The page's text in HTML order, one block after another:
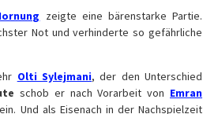
zeigte eine bärenstarke Partie.
Not und verhinderte so gefährliche
Olti Sylejmani, der den Unterschied
schob er nach Vorarbeit von Emran
Und als Eisenach in der Nachspielzeit